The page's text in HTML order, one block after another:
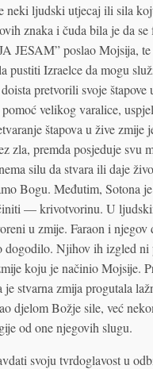
neki ljudski utjecaj ili sila
znaka i čuda bila je da se
JESAM” poslao Mojsija, te
pustiti Izraelce da mogu
pretvorili svoje štapove
velikog varalice,
štapova u žive zmije
zla, premda posjeduje svu
silu da stvara ili daje
Bogu. Međutim, Sotona
— krivotvorinu. U
u zmije. Faraon i njegov
dogodilo. Njihov ih izgled ni
koju je načinio Mojsije.
stvarna zmija progutala
djelom Božje sile, već
od one njegovih slugu.
svoju tvrdoglavost u